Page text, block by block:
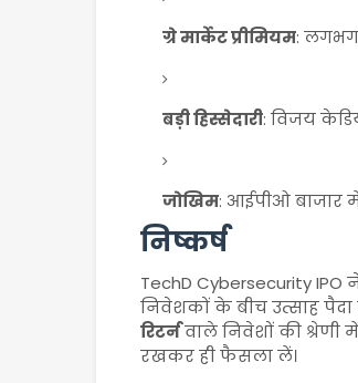
ग्रे मार्केट प्रीमियम: लगभग
बड़ी हिस्सेदारी: विजय
जोखिम: आईपीओ बाजार
निष्कर्ष
TechD Cybersecurity IPO
निवेशकों के बीच उत्साह
रिटर्नवाले निवेशों की श्रेणी
रखकर ही फैसला लें।